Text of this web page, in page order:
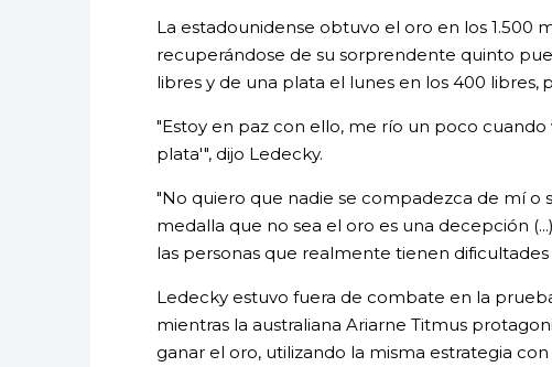
La estadounidense obtuvo el oro en los 1.500
recuperándose de su sorprendente quinto
libres y de una plata el lunes en los 400 libres,
"Estoy en paz con ello, me río un poco
plata'", dijo Ledecky.
"No quiero que nadie se compadezca de mí o
medalla que no sea el oro es una decepción
las personas que realmente tienen dificultades
Ledecky estuvo fuera de combate en la
mientras la australiana Ariarne Titmus
ganar el oro, utilizando la misma estrategia